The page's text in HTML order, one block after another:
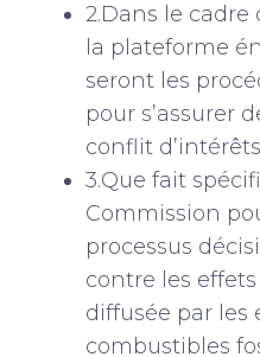
2.Dans le
la plateforme
seront les
pour s’assurer
conflit
3.Que fait
Commission
processus
contre les
diffusée par les
combustibles